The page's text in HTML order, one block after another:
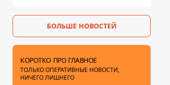
БОЛЬШЕ НОВОСТЕЙ
КОРОТКО ПРО ГЛАВНОЕ
ТОЛЬКО ОПЕРАТИВНЫЕ НОВОСТИ,
НИЧЕГО ЛИШНЕГО